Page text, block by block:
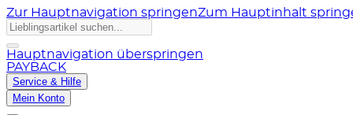
Zur Hauptnavigation springenZum Hauptinhalt
Hauptnavigation überspringen
PAYBACK
Service & Hilfe
Mein Konto